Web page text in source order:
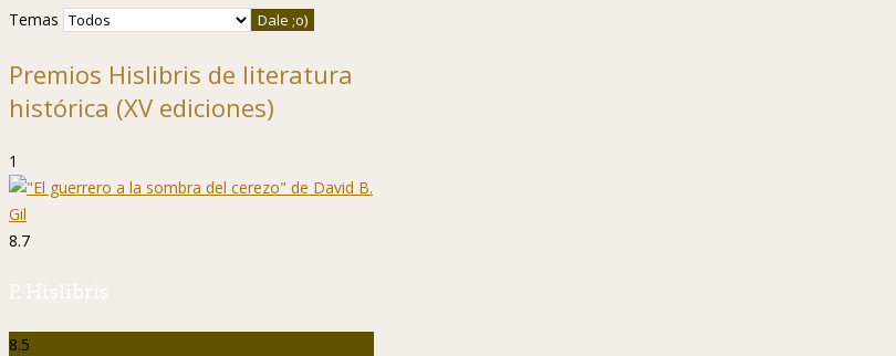
Temas
Premios Hislibris de literatura
histórica (XV ediciones)
1
8.7
P. Hislibris
8.5